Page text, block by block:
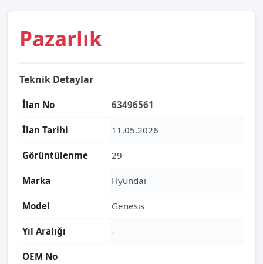
Pazarlık
Teknik Detaylar
İlan No 63496561
İlan Tarihi 11.05.2026
Görüntülenme 29
Marka Hyundai
Model Genesis
Yıl Aralığı -
OEM No